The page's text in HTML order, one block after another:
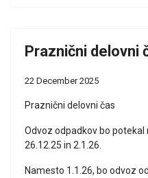
Praznični delovni
22 December 2025
Praznični delovni čas
Odvoz odpadkov bo potekal
26.12.25 in 2.1.26.
Namesto 1.1.26, bo odvoz